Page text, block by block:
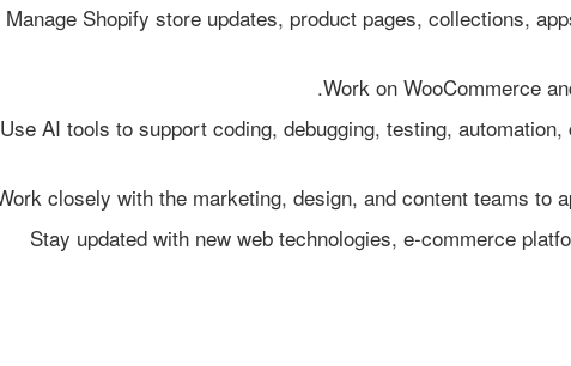
* Manage Shopify store updates, product pages, collections,
* Use AI tools to support coding, debugging, testing,
* Stay updated with new web technologies, e-commerce